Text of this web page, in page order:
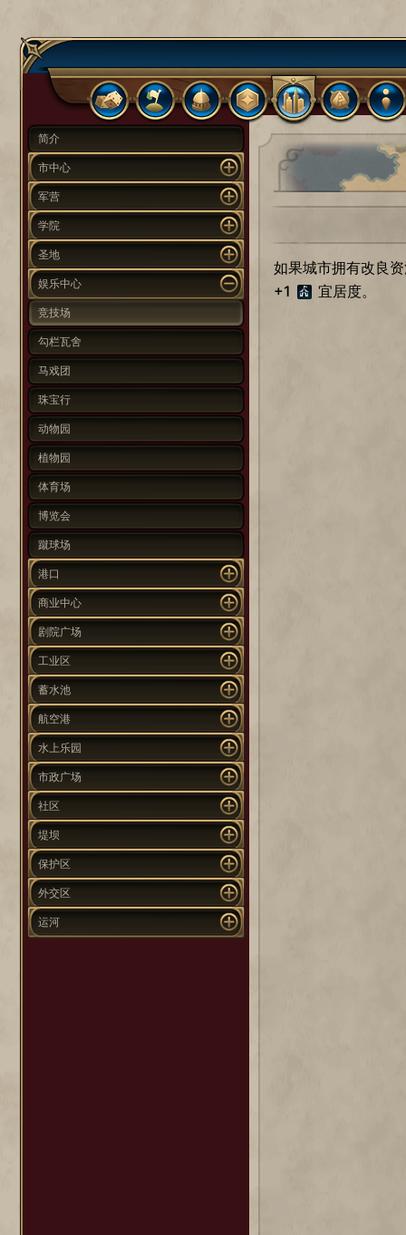
简介
市中心
军营
学院
圣地
娱乐中心
竞技场
勾栏瓦舍
马戏团
珠宝行
动物园
植物园
体育场
博览会
蹴球场
港口
商业中心
剧院广场
工业区
蓄水池
航空港
水上乐园
市政广场
社区
堤坝
保护区
外交区
运河
如果城市拥有改良
+1
宜居度。